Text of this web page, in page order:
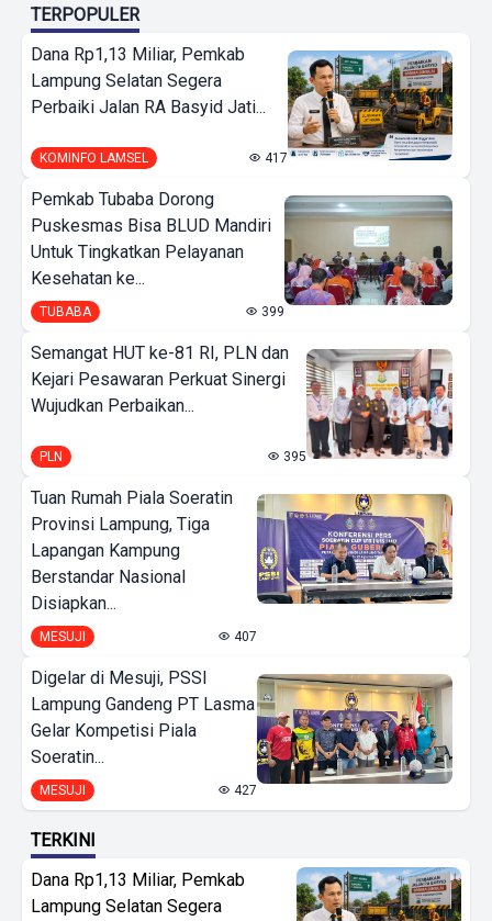
TERPOPULER
Dana Rp1,13 Miliar, Pemkab
Lampung Selatan Segera
Perbaiki Jalan RA Basyid Jati...
KOMINFO LAMSEL 417
Pemkab Tubaba Dorong
Puskesmas Bisa BLUD Mandiri
Untuk Tingkatkan Pelayanan
Kesehatan ke...
TUBABA 399
Semangat HUT ke-81 RI, PLN dan
Kejari Pesawaran Perkuat Sinergi
Wujudkan Perbaikan...
PLN 395
Tuan Rumah Piala Soeratin
Provinsi Lampung, Tiga
Lapangan Kampung
Berstandar Nasional
Disiapkan...
MESUJI 407
Digelar di Mesuji, PSSI
Lampung Gandeng PT Lasma
Gelar Kompetisi Piala
Soeratin...
MESUJI 427
TERKINI
Dana Rp1,13 Miliar, Pemkab
Lampung Selatan Segera